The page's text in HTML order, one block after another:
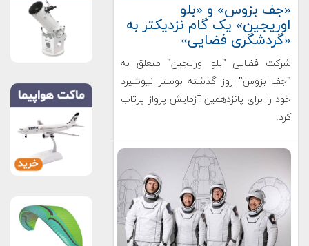
«جف بزوس» و «بلو
اوریجین» یک گام نزدیکتر به
«گردشگری فضایی»
شرکت فضایی "بلو اوریجین" متعلق به
"جف بزوس" روز گذشته بوستر نیوشپرد
خود را برای پانزدهمین آزمایش پرواز پرتاب
کرد.